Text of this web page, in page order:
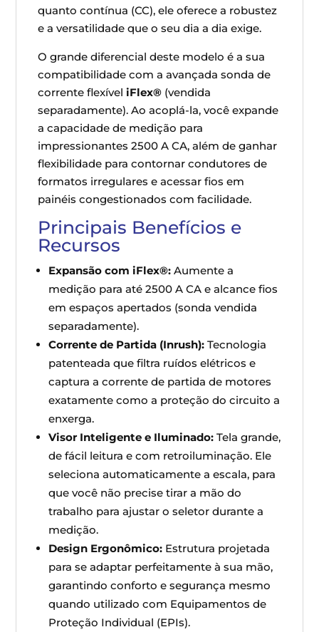
quanto contínua (CC), ele oferece a robustez
e a versatilidade que o seu dia a dia exige.
O grande diferencial deste modelo é a sua
compatibilidade com a avançada sonda de
corrente flexíveliFlex® (vendida
separadamente). Ao acoplá-la, você expande
a capacidade de medição para
impressionantes 2500 A CA, além de ganhar
flexibilidade para contornar condutores de
formatos irregulares e acessar fios em
painéis congestionados com facilidade.
Principais Benefícios e
Recursos
Expansão com iFlex®: Aumente a
medição para até 2500 A CA e alcance fios
em espaços apertados (sonda vendida
separadamente).
Corrente de Partida (Inrush): Tecnologia
patenteada que filtra ruídos elétricos e
captura a corrente de partida de motores
exatamente como a proteção do circuito a
enxerga.
Visor Inteligente e Iluminado: Tela grande,
de fácil leitura e com retroiluminação. Ele
seleciona automaticamente a escala, para
que você não precise tirar a mão do
trabalho para ajustar o seletor durante a
medição.
Design Ergonômico: Estrutura projetada
para se adaptar perfeitamente à sua mão,
garantindo conforto e segurança mesmo
quando utilizado com Equipamentos de
Proteção Individual (EPIs).